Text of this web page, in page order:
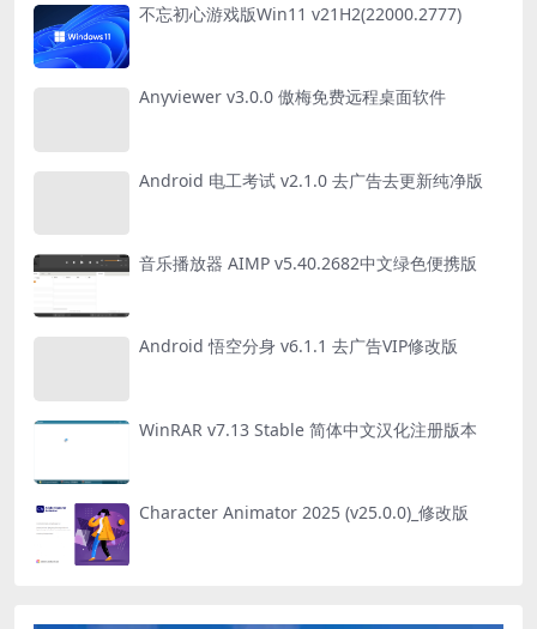
不忘初心游戏版Win11 v21H2(22000.2777)
Anyviewer v3.0.0 傲梅免费远程桌面软件
Android 电工考试 v2.1.0 去广告去更新纯净版
音乐播放器 AIMP v5.40.2682中文绿色便携版
Android 悟空分身 v6.1.1 去广告VIP修改版
WinRAR v7.13 Stable 简体中文汉化注册版本
Character Animator 2025 (v25.0.0)_修改版